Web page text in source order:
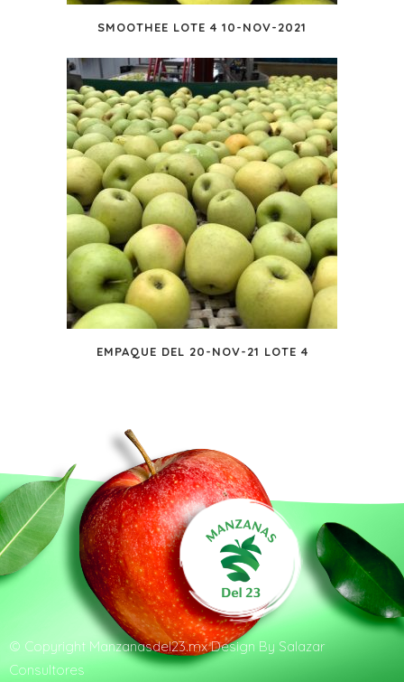
SMOOTHEE LOTE 4 10-NOV-2021
EMPAQUE DEL 20-NOV-21 LOTE 4
© Copyright Manzanasdel23.mxDesign By Salazar
Consultores